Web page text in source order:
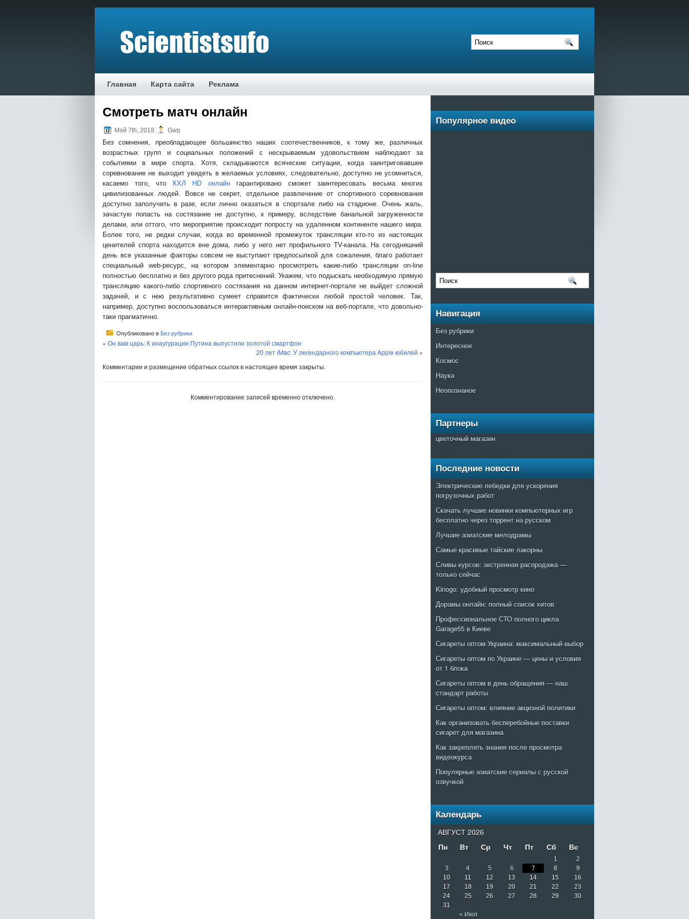
Главная Карта сайта Реклама
Смотреть матч онлайн
Май 7th, 2018 Gwp
Без сомнения, преобладающее большинство наших соотечественников, к тому же, различных
возрастных групп и социальных положений с нескрываемым удовольствием наблюдают за
событиями в мире спорта. Хотя, складываются всяческие ситуации, когда заинтриговавшее
соревнование не выходит увидеть в желаемых условиях, следовательно, доступно не усомниться,
касаемо того, что
КХЛ HD онлайнгарантировано сможет заинтересовать весьма многих
цивилизованных людей. Вовсе не секрет, отдельное развлечение от спортивного соревнования
доступно заполучить в разе, если лично оказаться в спортзале либо на стадионе. Очень жаль,
зачастую попасть на состязание не доступно, к примеру, вследствие банальной загруженности
делами, или оттого, что мероприятие происходит попросту на удаленном континенте нашего мира.
Более того, не редки случаи, когда во временной промежуток трансляции кто-то из настоящих
ценителей спорта находится вне дома, либо у него нет профильного TV-канала. На сегодняшний
день все указанные факторы совсем не выступают предпосылкой для сожаления, благо работает
специальный web-ресурс, на котором элементарно просмотреть какие-либо трансляции on-line
полностью бесплатно и без другого рода притеснений. Укажем, что подыскать необходимую прямую
трансляцию какого-либо спортивного состязания на данном интернет-портале не выйдет сложной
задачей, и с нею результативно сумеет справится фактически любой простой человек. Так,
например, доступно воспользоваться интерактивным онлайн-поиском на веб-портале, что довольно-
таки прагматично.
Опубликовано в Без рубрики
« Он вам царь: К инаугурации Путина выпустили золотой смартфон
20 лет iMac: У легендарного компьютера Apple юбилей »
Комментарии и размещение обратных ссылок в настоящее время закрыты.
Комментирование записей временно отключено.
Популярное видео
Навигация
Без рубрики
Интересное
Космос
Наука
Неопознаное
Партнеры
цветочный магазин
Последние новости
Электрические лебедки для ускорения
погрузочных работ
Скачать лучшие новинки компьютерных игр
бесплатно через торрент на русском
Лучшие азиатские мелодрамы
Самые красивые тайские лакорны
Сливы курсов: экстренная распродажа —
только сейчас
Kinogo: удобный просмотр кино
Дорамы онлайн: полный список хитов
Профессиональное СТО полного цикла
Garage55 в Киеве
Сигареты оптом Украина: максимальный выбор
Сигареты оптом по Украине — цены и условия
от 1 блока
Сигареты оптом в день обращения — наш
стандарт работы
Сигареты оптом: влияние акцизной политики
Как организовать бесперебойные поставки
сигарет для магазина
Как закреплять знания после просмотра
видеокурса
Популярные азиатские сериалы с русской
озвучкой
Календарь
АВГУСТ 2026
Пн
Вт Ср Чт Пт Сб Вс
« Июл
1
2
3
4 5 6 7 8
9
10
11 12 13 14 15
16
17
18 19 20 21 22
23
24
25 26 27 28 29
30
31